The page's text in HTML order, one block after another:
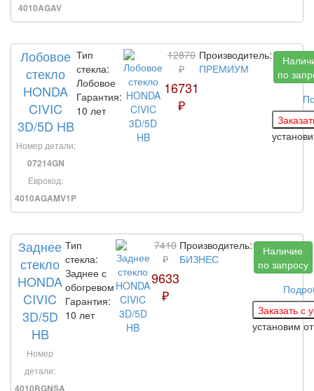
4010AGAV
Лобовое
стекло
HONDA
CIVIC
3D/5D HB
Номер детали:
07214GN
Еврокод:
4010AGAMV1P
Тип
стекла:
Лобовое
Гарантия:
10 лет
12870
₽
16731
₽
Производитель:
ПРЕМИУМ
по
Заднее
стекло
HONDA
CIVIC
3D/5D
HB
Номер
детали:
4010BGNSA
Тип
стекла:
Заднее с
обогревом
Гарантия:
10 лет
7410
₽
9633
₽
Производитель:
БИЗНЕС
Наличие
по запросу
установим